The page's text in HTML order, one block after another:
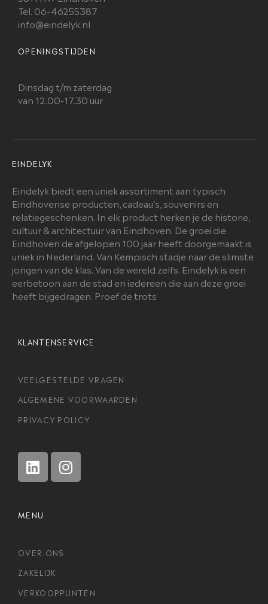
Tel. 06-46255387
info@eindelyk.nl
OPENINGSTIJDEN
Dinsdag t/m zaterdag
van 12.00-17.30 uur
EINDELYK
Eindelyk biedt een uniek assortiment aan typisch
Eindhovense producten, cadeau’s, souvenirs en
relatiegeschenken. In elk product herken je de historie,
cultuur & architectuur van Eindhoven. De groei die
Eindhoven de afgelopen 100 jaar heeft doorgemaakt is
uniek in Nederland. Van Kempisch stadje naar de slimste
jongen van de klas. Van de wereld zelfs. Eindelyk is een
eerbetoon aan de stad en iedereen die aan deze groei
heeft bijgedragen. Proef de trots
KLANTENSERVICE
VEELGESTELDE VRAGEN
ALGEMENE VOORWAARDEN
PRIVACY POLICY
MENU
OVER ONS
ZAKELIJK
VERKOOPPUNTEN